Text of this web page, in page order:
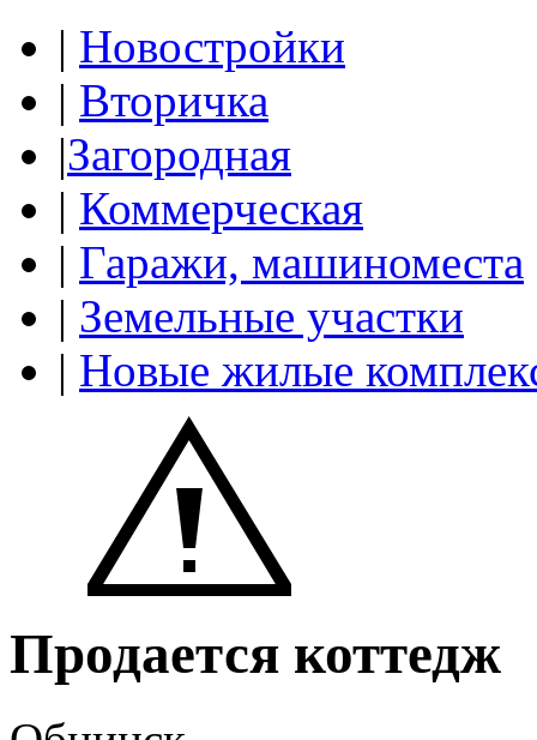
| Новостройки
| Вторичка
|Загородная
| Коммерческая
| Гаражи, машиноместа
| Земельные участки
| Новые жилые
Продается коттедж